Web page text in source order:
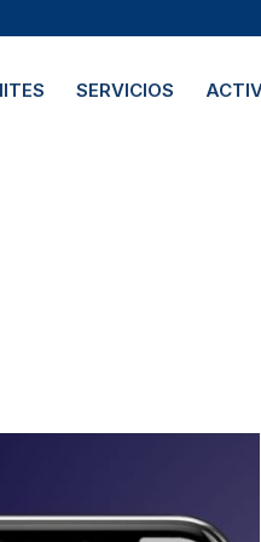
SERVICIOS